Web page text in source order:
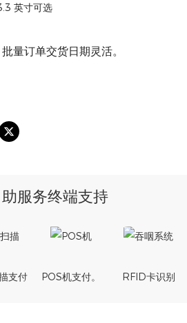
英寸可选
量订单交货日期灵活。
服务终端支持
支付 POS机支付。 RFID卡识别